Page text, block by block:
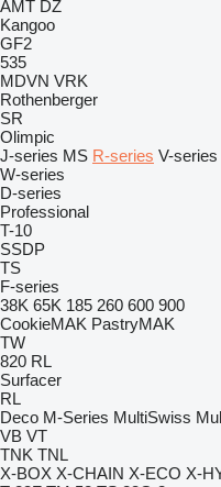
AMT DZ
Kangoo
GF2
535
MDVN VRK
Rothenberger
SR
Olimpic
J-series MS R-series V-series
W-series
D-series
Professional
T-10
SSDP
TS
F-series
38K 65K 185 260 600 900
CookieMAK PastryMAK
TW
820 RL
Surfacer
RL
Deco M-Series MultiSwiss
VB VT
TNK TNL
X-BOX X-CHAIN X-ECO X-